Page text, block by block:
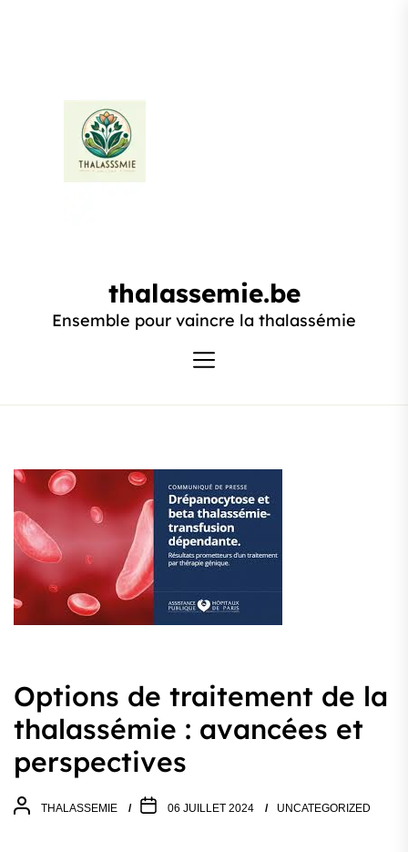
thalassemie.be
thalassemie.be
Ensemble pour vaincre la thalassémie
Options de traitement de la
thalassémie : avancées et
perspectives
THALASSEMIE 06 JUILLET 2024 UNCATEGORIZED